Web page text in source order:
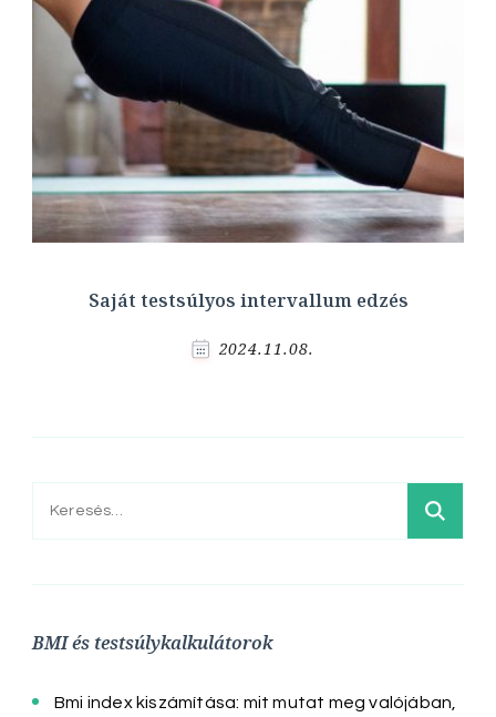
Saját testsúlyos intervallum edzés
2024.11.08.
Keresés:
BMI és testsúlykalkulátorok
Bmi index kiszámítása: mit mutat meg valójában,